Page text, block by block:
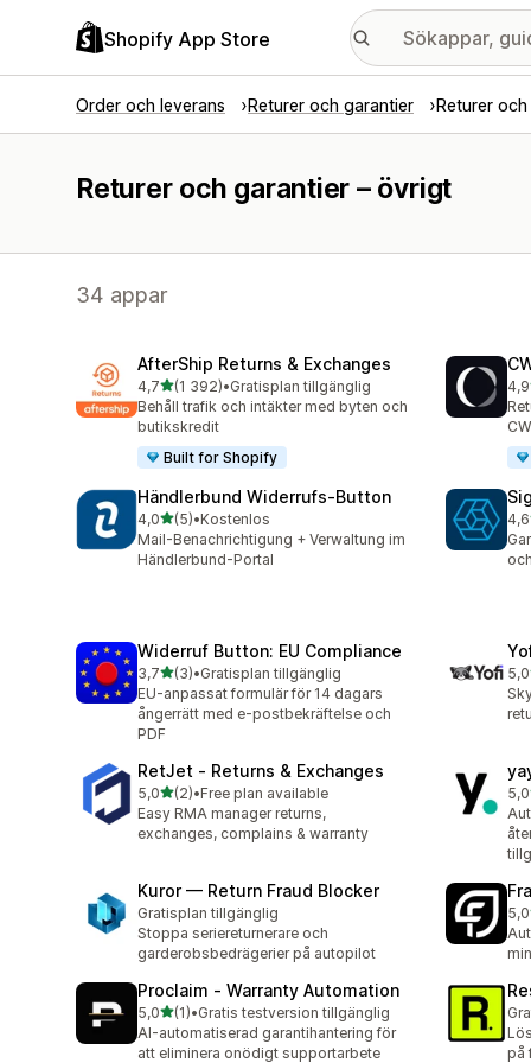
Shopify App Store
Order och leverans Returer och garantier Returer
Returer och garantier – övrigt
34 appar
AfterShip Returns & Exchanges
4,7av 5 stjärnor
(1 392)
1392 recensioner totalt
•Gratisplan tillgänglig
Behåll trafik och intäkter med byten och
butikskredit
Built for Shopify
4,9
Händlerbund Widerrufs‑Button
4,0av 5 stjärnor
(5)
5 recensioner totalt
•Kostenlos
Mail-Benachrichtigung + Verwaltung im
Händlerbund-Portal
4,6
71
Widerruf Button: EU Compliance
3,7av 5 stjärnor
(3)
3 recensioner totalt
•Gratisplan tillgänglig
EU-anpassat formulär för 14 dagars
ångerrätt med e-postbekräftelse och
PDF
5,0
3
RetJet ‑ Returns & Exchanges
5,0av 5 stjärnor
(2)
2 recensioner totalt
•Free plan available
Easy RMA manager returns,
exchanges, complains & warranty
5,0
11
Kuror — Return Fraud Blocker
Gratisplan tillgänglig
Stoppa seriereturnerare och
garderobsbedrägerier på autopilot
5,0
6
Proclaim ‑ Warranty Automation
5,0av 5 stjärnor
(1)
1 recensioner totalt
•Gratis testversion tillgänglig
AI-automatiserad garantihantering för
att eliminera onödigt supportarbete
på